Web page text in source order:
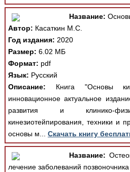
Название:
Автор: Касаткин М.С.
Год издания: 2020
Размер: 6.02 МБ
Формат: pdf
Язык: Русский
Описание: Книга "Основы
инновационное актуальное
развития и клинико-
кинезиотейпирования, техники и
основы м... Скачать книгу
Название:
лечение заболеваний позвоночника